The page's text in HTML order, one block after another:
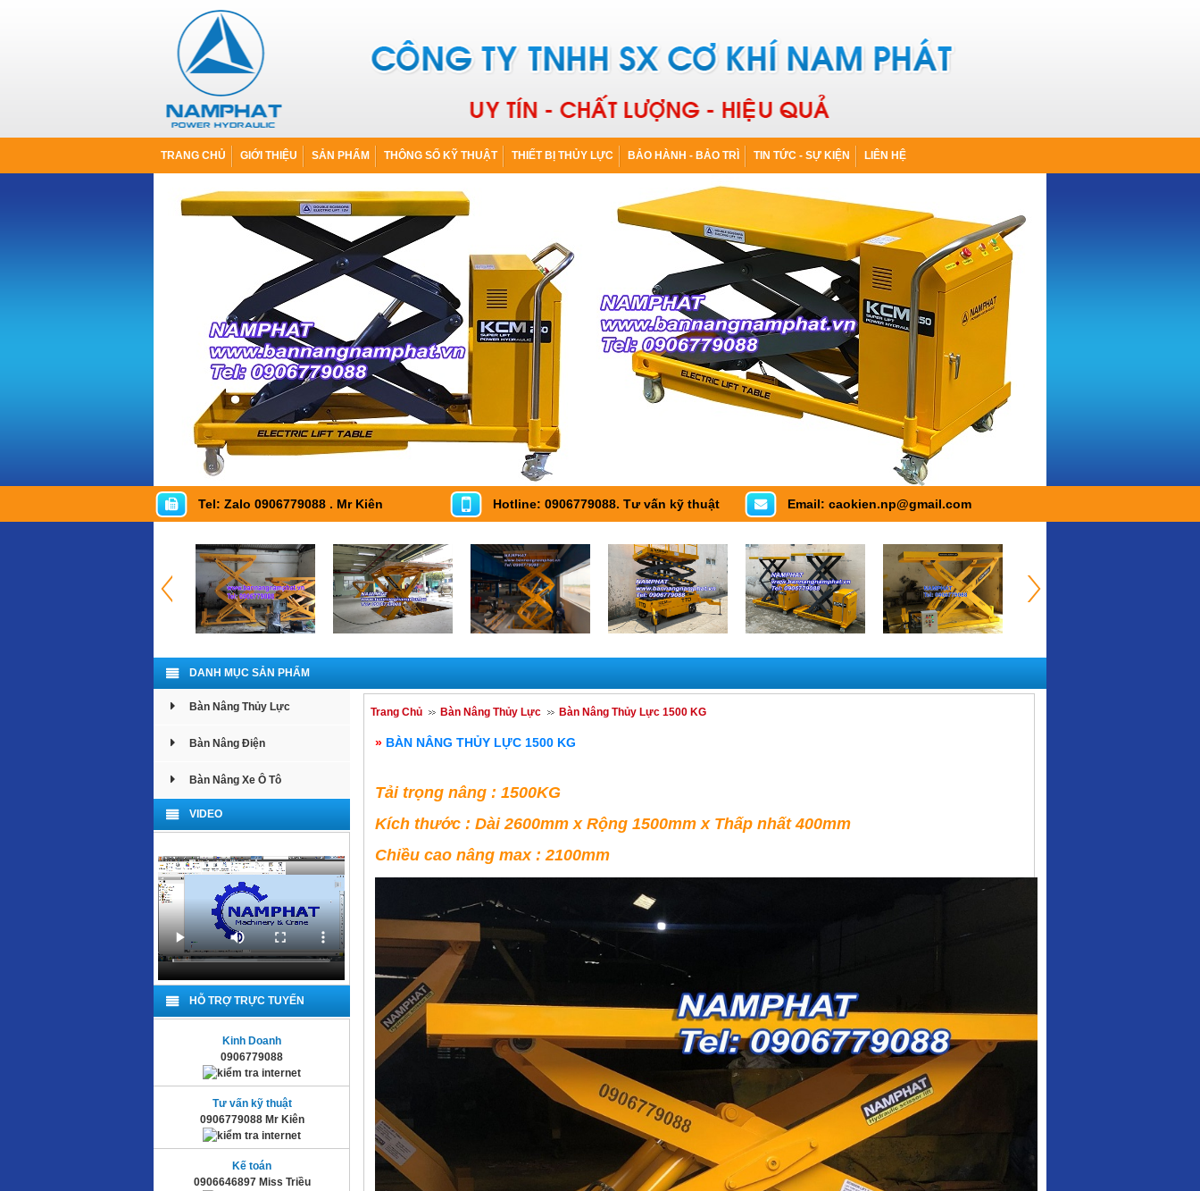
TRANG CHỦ GIỚI THIỆU SẢN PHẨM THÔNG SỐ KỸ THUẬT THIẾT BỊ THỦY LỰC BẢO HÀNH - BẢO TRÌ TIN TỨC - SỰ KIỆN LIÊN HỆ
Tel: Zalo 0906779088 . Mr Kiên Hotline: 0906779088. Tư vấn kỹ thuật Email: caokien.np@gmail.com
DANH MỤC SẢN PHẨM
Bàn Nâng Thủy Lực
Bàn Nâng Điện
Bàn Nâng Xe Ô Tô
VIDEO
HỖ TRỢ TRỰC TUYẾN
Kinh Doanh
0906779088
Tư vấn kỹ thuật
0906779088 Mr Kiên
Kế toán
0906646897 Miss Triều
Trang Chủ Bàn Nâng Thủy Lực Bàn Nâng Thủy Lực 1500 KG
» BÀN NÂNG THỦY LỰC 1500 KG
Tải trọng nâng : 1500KG
Kích thước : Dài 2600mm x Rộng 1500mm x Thấp nhất 400mm
Chiều cao nâng max : 2100mm